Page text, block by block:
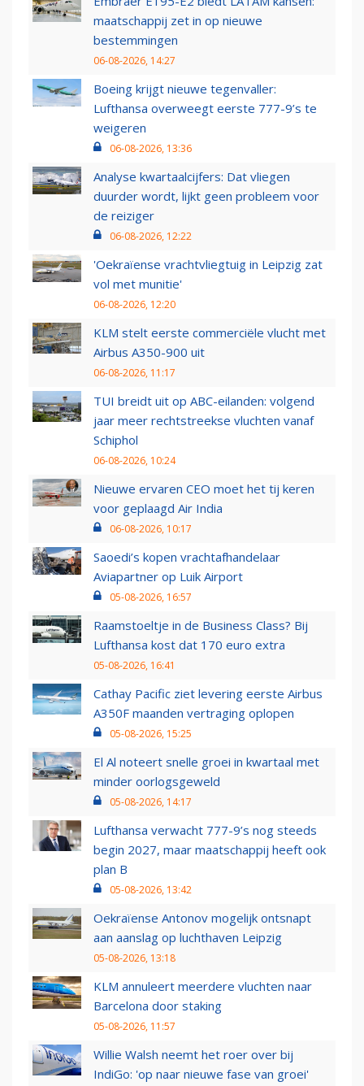
maatschappij zet in op nieuwe
bestemmingen
06-08-2026, 14:27
Boeing krijgt nieuwe tegenvaller:
Lufthansa overweegt eerste 777-9’s te
weigeren
06-08-2026, 13:36
Analyse kwartaalcijfers: Dat vliegen
duurder wordt, lijkt geen probleem voor
de reiziger
06-08-2026, 12:22
'Oekraïense vrachtvliegtuig in Leipzig zat
vol met munitie'
06-08-2026, 12:20
KLM stelt eerste commerciële vlucht met
Airbus A350-900 uit
06-08-2026, 11:17
TUI breidt uit op ABC-eilanden: volgend
jaar meer rechtstreekse vluchten vanaf
Schiphol
06-08-2026, 10:24
Nieuwe ervaren CEO moet het tij keren
voor geplaagd Air India
06-08-2026, 10:17
Saoedi’s kopen vrachtafhandelaar
Aviapartner op Luik Airport
05-08-2026, 16:57
Raamstoeltje in de Business Class? Bij
Lufthansa kost dat 170 euro extra
05-08-2026, 16:41
Cathay Pacific ziet levering eerste Airbus
A350F maanden vertraging oplopen
05-08-2026, 15:25
El Al noteert snelle groei in kwartaal met
minder oorlogsgeweld
05-08-2026, 14:17
Lufthansa verwacht 777-9’s nog steeds
begin 2027, maar maatschappij heeft ook
plan B
05-08-2026, 13:42
Oekraïense Antonov mogelijk ontsnapt
aan aanslag op luchthaven Leipzig
05-08-2026, 13:18
KLM annuleert meerdere vluchten naar
Barcelona door staking
05-08-2026, 11:57
Willie Walsh neemt het roer over bij
IndiGo: 'op naar nieuwe fase van groei'